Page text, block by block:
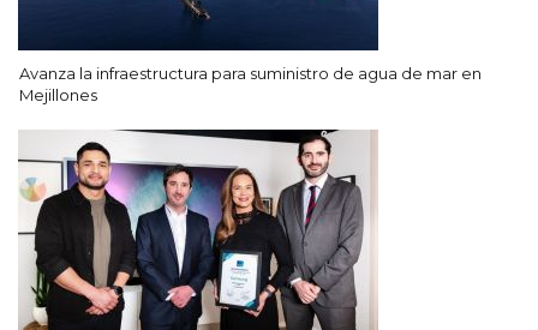
Avanza la infraestructura para suministro de agua de mar en
Mejillones